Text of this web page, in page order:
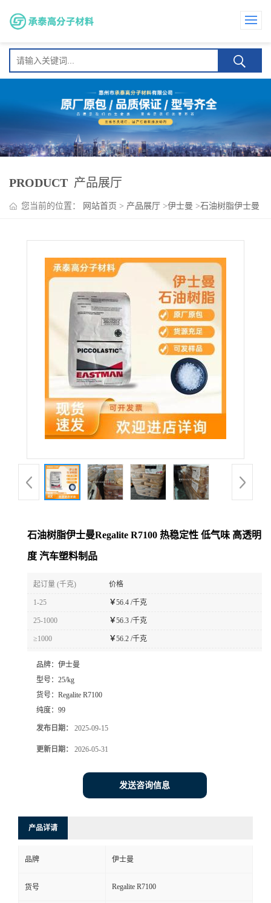
PRODUCT 产品展厅
您当前的位置： 网站首页 > 产品展厅 >伊士曼 >石油树脂伊士曼
石油树脂伊士曼Regalite R7100 热稳定性 低气味 高透明
度 汽车塑料制品
起订量 (千克) 价格
1-25 ￥56.4 /千克
25-1000 ￥56.3 /千克
≥1000 ￥56.2 /千克
品牌： 伊士曼
型号： 25/kg
货号： Regalite R7100
纯度： 99
发布日期： 2025-09-15
更新日期： 2026-05-31
发送咨询信息
产品详请
品牌 伊士曼
货号 Regalite R7100